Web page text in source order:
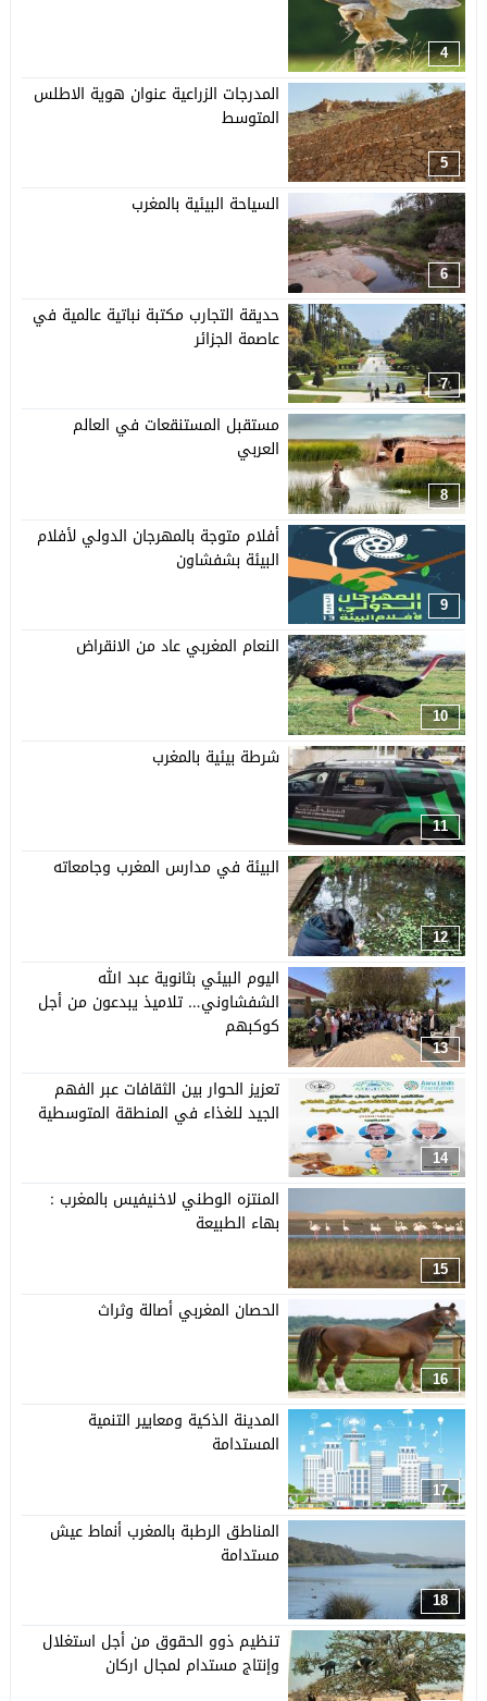
4
5
المدرجات الزراعية عنوان هوية الاطلس
المتوسط
6
السياحة البيئية بالمغرب
7
حديقة التجارب مكتبة نباتية عالمية في
عاصمة الجزائر
8
مستقبل المستنقعات في العالم
العربي
9
أفلام متوجة بالمهرجان الدولي لأفلام
البيئة بشفشاون
10
النعام المغربي عاد من الانقراض
11
شرطة بيئية بالمغرب
12
البيئة في مدارس المغرب وجامعاته
13
اليوم البيئي بثانوية عبد الله
الشفشاوني… تلاميذ يبدعون من أجل
كوكبهم
14
تعزيز الحوار بين الثقافات عبر الفهم
الجيد للغذاء في المنطقة المتوسطية
15
المنتزه الوطني لاخنيفيس بالمغرب :
بهاء الطبيعة
16
الحصان المغربي أصالة وثراث
17
المدينة الذكية ومعايير التنمية
المستدامة
18
المناطق الرطبة بالمغرب أنماط عيش
مستدامة
تنظيم ذوو الحقوق من أجل استغلال
وإنتاج مستدام لمجال اركان